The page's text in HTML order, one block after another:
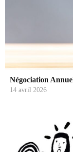
Négociation
14 avril 2026